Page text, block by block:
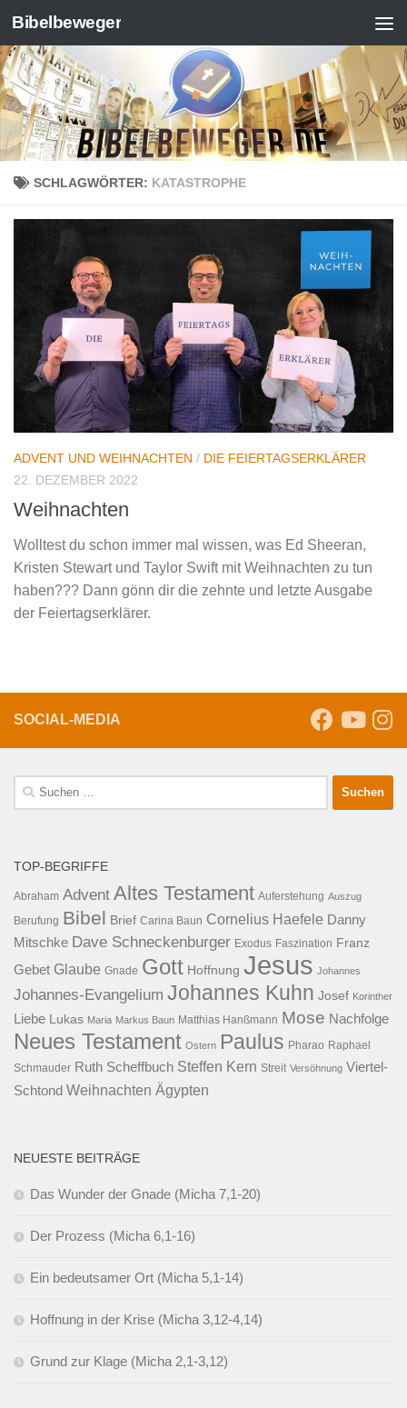
Zum Inhalt springen
Bibelbeweger
SCHLAGWÖRTER: KATASTROPHE
ADVENT UND WEIHNACHTEN / DIE FEIERTAGSERKLÄRER
22. DEZEMBER 2022
Weihnachten
Wolltest du schon immer mal wissen, was Ed Sheeran,
Kristen Stewart und Taylor Swift mit Weihnachten zu tun
haben??? Dann gönn dir die zehnte und letzte Ausgabe
der Feiertagserklärer.
SOCIAL-MEDIA
Suche
nach:
TOP-BEGRIFFE
Abraham Advent Altes Testament Auferstehung Auszug
Berufung Bibel Brief Carina Baun Cornelius Haefele Danny
Mitschke Dave Schneckenburger Exodus Faszination Franz
Gebet Glaube Gnade Gott Hoffnung Jesus Johannes
Johannes-Evangelium Johannes Kuhn Josef Korinther
Liebe Lukas Maria Markus Baun Matthias Hanßmann Mose Nachfolge
Neues Testament Ostern Paulus Pharao Raphael
Schmauder Ruth Scheffbuch Steffen Kern Streit Versöhnung Viertel-
Schtond Weihnachten Ägypten
NEUESTE BEITRÄGE
Das Wunder der Gnade (Micha 7,1-20)
Der Prozess (Micha 6,1-16)
Ein bedeutsamer Ort (Micha 5,1-14)
Hoffnung in der Krise (Micha 3,12-4,14)
Grund zur Klage (Micha 2,1-3,12)